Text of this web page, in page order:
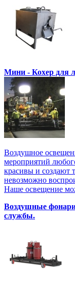
Мини - Кохер для
Воздушное
мероприятий
красивы и создают
невозможно
Наше освещение
Воздушные
службы.